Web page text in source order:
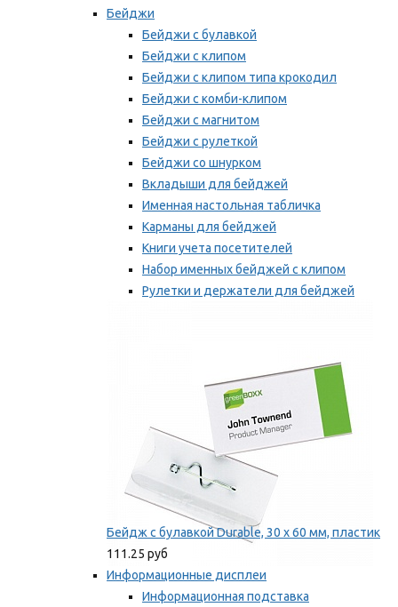
Бейджи
Бейджи с булавкой
Бейджи с клипом
Бейджи с клипом типа крокодил
Бейджи с комби-клипом
Бейджи с магнитом
Бейджи с рулеткой
Бейджи со шнурком
Вкладыши для бейджей
Именная настольная табличка
Карманы для бейджей
Книги учета посетителей
Набор именных бейджей с клипом
Рулетки и держатели для бейджей
Бейдж с булавкой Durable, 30 х 60 мм, пластик
111.25 руб
Информационные дисплеи
Информационная подставка